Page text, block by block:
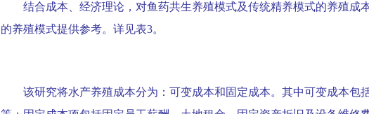
结合成本、经济理论，对鱼药共生养殖模式及传统精养模式的养殖
的养殖模式提供参考。详见表3。
该研究将水产养殖成本分为：可变成本和固定成本。其中可变成本包